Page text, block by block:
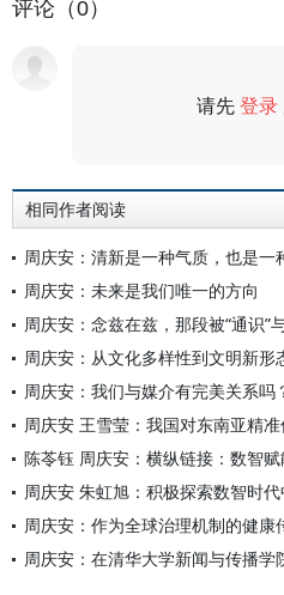
评论（0）
请先登录
相同作者阅读
周庆安：清新是一种气质，也是一
周庆安：未来是我们唯一的方向
周庆安：念兹在兹，那段被“通识”
周庆安：我们与媒介有完美关系吗
陈苓钰 周庆安：横纵链接：数智
周庆安 朱虹旭：积极探索数智时
周庆安：作为全球治理机制的健
周庆安：在清华大学新闻与传播